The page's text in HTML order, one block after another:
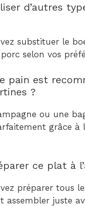
d’autres
substituer le
selon vos
pain est
?
ou une
grâce à
ce plat à
préparer tous
assembler juste